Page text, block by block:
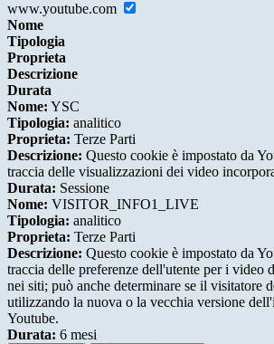
www.youtube.com
Nome
Tipologia
Proprieta
Descrizione
Durata
Nome: YSC
Tipologia: analitico
Proprieta: Terze Parti
Descrizione: Questo cookie è impostato da
traccia delle visualizzazioni dei video
Durata: Sessione
Nome: VISITOR_INFO1_LIVE
Tipologia: analitico
Proprieta: Terze Parti
Descrizione: Questo cookie è impostato da
traccia delle preferenze dell'utente per i video
nei siti; può anche determinare se il visitatore
utilizzando la nuova o la vecchia versione
Youtube.
Durata: 6 mesi